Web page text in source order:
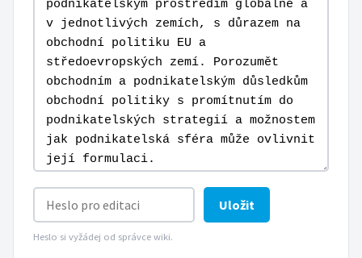
Uložit
Heslo si vyžádej od správce wiki.